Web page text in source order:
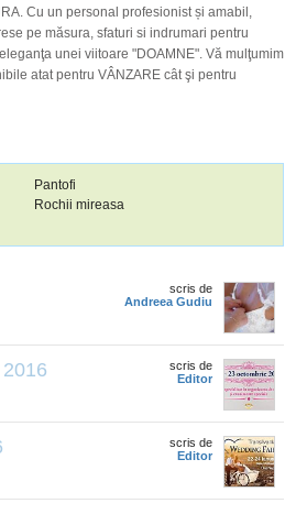
Cu un personal profesionist și amabil,
pe măsura, sfaturi si indrumari pentru
unei viitoare "DOAMNE". Vă mulţumim
atat pentru VÂNZARE cât şi pentru
Pantofi
Rochii mireasa
scris de
Andreea Gudiu
scris de
Editor
scris de
Editor